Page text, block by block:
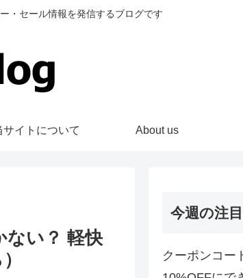
・セール情報を発信するブログです
サイトについて About us
ない？ 軽快
今週の注
クーポンコー